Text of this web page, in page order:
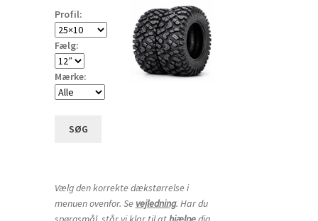
Profil:
Fælg:
Mærke:
SØG
Vælg den korrekte dækstørrelse i
menuen ovenfor. Se vejledning. Har du